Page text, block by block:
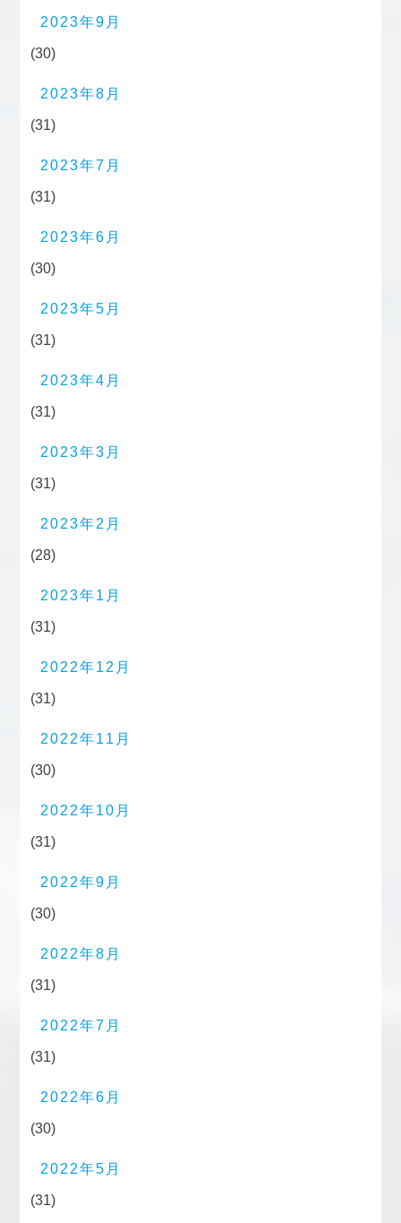
2023年9月
(30)
2023年8月
(31)
2023年7月
(31)
2023年6月
(30)
2023年5月
(31)
2023年4月
(31)
2023年3月
(31)
2023年2月
(28)
2023年1月
(31)
2022年12月
(31)
2022年11月
(30)
2022年10月
(31)
2022年9月
(30)
2022年8月
(31)
2022年7月
(31)
2022年6月
(30)
2022年5月
(31)